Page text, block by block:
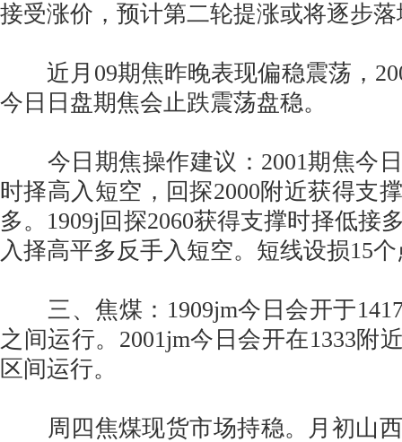
接受涨价，预计第二轮提涨或将逐步
近月09期焦昨晚表现偏稳震荡，
今日日盘期焦会止跌震荡盘稳。
今日期焦操作建议：2001期焦今日
时择高入短空，回探2000附近获得支
多。1909j回探2060获得支撑时择低接
入择高平多反手入短空。短线设损15
三、焦煤：1909jm今日会开于1417
之间运行。2001jm今日会开在1333附
区间运行。
周四焦煤现货市场持稳。月初山西